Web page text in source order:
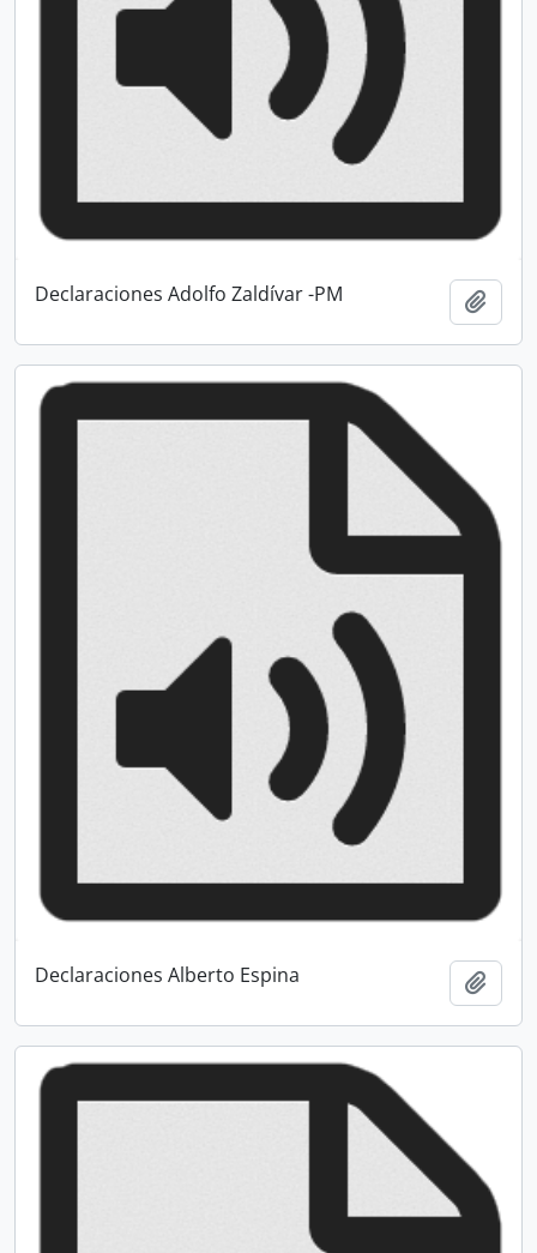
Declaraciones Adolfo Zaldívar -PM
Declaraciones Alberto Espina